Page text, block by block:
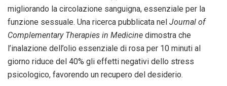
migliorando la circolazione sanguigna, essenziale per la
funzione sessuale. Una ricerca pubblicata nel Journal of
Complementary Therapies in Medicine dimostra che
l’inalazione dell’olio essenziale di rosa per 10 minuti al
giorno riduce del 40% gli effetti negativi dello stress
psicologico, favorendo un recupero del desiderio.